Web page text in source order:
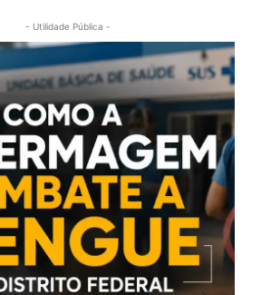
- Utilidade Pública -